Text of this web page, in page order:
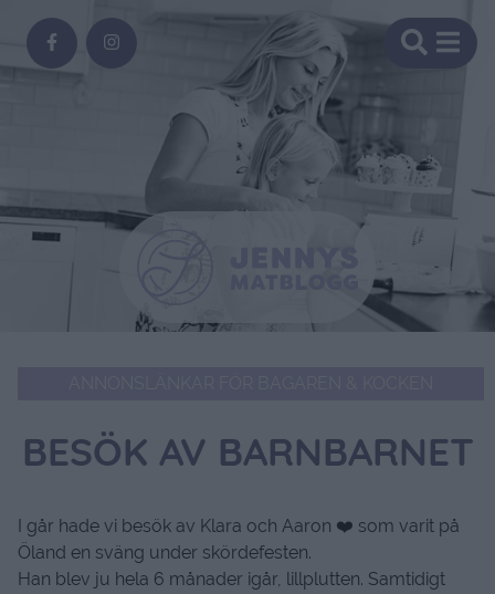
BESÖK AV BARNBARNET
I går hade vi besök av Klara och Aaron ❤️️ som varit på
Öland en sväng under skördefesten.
Han blev ju hela 6 månader igår, lillplutten. Samtidigt